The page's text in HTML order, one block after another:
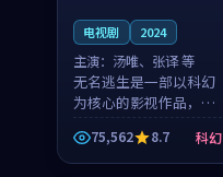
电视剧 2024
主演： 汤唯、张译 等
无名逃生是一部以科幻
为核心的影视作品，围
绕危机、反转与人物成
长展开，整体节奏紧
凑，值得推荐观看。
75,562 8.7 科幻